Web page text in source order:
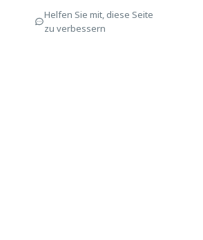
Helfen Sie mit, diese Seite
zu verbessern